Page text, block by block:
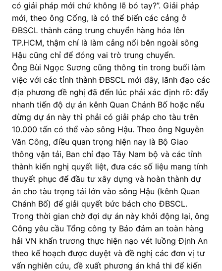
có giải pháp mới chứ không lẽ bó tay?”. Giải pháp
mới, theo ông Cống, là có thể biến các cảng ở
ĐBSCL thành cảng trung chuyển hàng hóa lên
TP.HCM, thậm chí là làm cảng nổi bên ngoài sông
Hậu cũng chỉ để đóng vai trò trung chuyển.
Ông Bùi Ngọc Sương cũng thông tin trong buổi làm
việc với các tỉnh thành ĐBSCL mới đây, lãnh đạo các
địa phương đề nghị đã đến lúc phải xác định rõ: đẩy
nhanh tiến độ dự án kênh Quan Chánh Bố hoặc nếu
dừng dự án này thì phải có giải pháp cho tàu trên
10.000 tấn có thể vào sông Hậu. Theo ông Nguyễn
Văn Công, điều quan trọng hiện nay là Bộ Giao
thông vận tải, Ban chỉ đạo Tây Nam bộ và các tỉnh
thành kiến nghị quyết liệt, đưa các số liệu mang tính
thuyết phục để đầu tư xây dựng và hoàn thành dự
án cho tàu trọng tải lớn vào sông Hậu (kênh Quan
Chánh Bố) để giải quyết bức bách cho ĐBSCL.
Trong thời gian chờ đợi dự án này khởi động lại, ông
Công yêu cầu Tổng công ty Bảo đảm an toàn hàng
hải VN khẩn trương thực hiện nạo vét luồng Định An
theo kế hoạch được duyệt và đề nghị các đơn vị tư
vấn nghiên cứu, đề xuất phương án khả thi để kiến